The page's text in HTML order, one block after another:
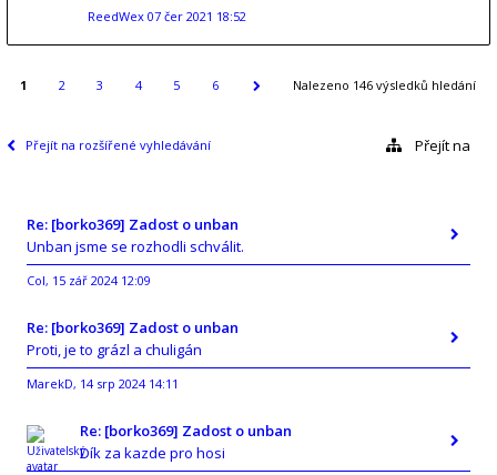
ReedWex 07 čer 2021 18:52
1 2 3 4 5 6 Nalezeno 146 výsledků hledání
Přejít na rozšířené vyhledávání Přejít na
Re: [borko369] Zadost o unban
Unban jsme se rozhodli schválit.
Col, 15 zář 2024 12:09
Re: [borko369] Zadost o unban
Proti, je to grázl a chuligán
MarekD, 14 srp 2024 14:11
Re: [borko369] Zadost o unban
Dík za kazde pro hosi